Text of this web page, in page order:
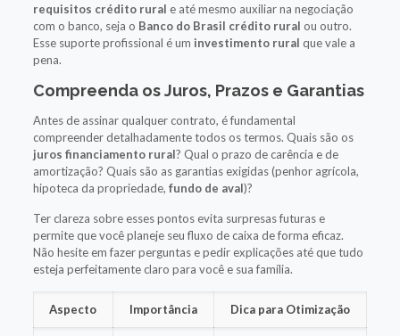
requisitos crédito rural e até mesmo auxiliar na negociação
com o banco, seja o Banco do Brasil crédito rural ou outro.
Esse suporte profissional é um investimento rural que vale a
pena.
Compreenda os Juros, Prazos e Garantias
Antes de assinar qualquer contrato, é fundamental
compreender detalhadamente todos os termos. Quais são os
juros financiamento rural? Qual o prazo de carência e de
amortização? Quais são as garantias exigidas (penhor agrícola,
hipoteca da propriedade, fundo de aval)?
Ter clareza sobre esses pontos evita surpresas futuras e
permite que você planeje seu fluxo de caixa de forma eficaz.
Não hesite em fazer perguntas e pedir explicações até que tudo
esteja perfeitamente claro para você e sua família.
Aspecto Importância Dica para Otimização